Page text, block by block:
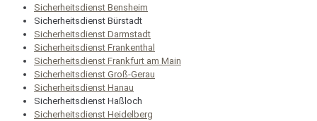
Sicherheitsdienst Bensheim
Sicherheitsdienst Bürstadt
Sicherheitsdienst Darmstadt
Sicherheitsdienst Frankenthal
Sicherheitsdienst Frankfurt am Main
Sicherheitsdienst Groß-Gerau
Sicherheitsdienst Hanau
Sicherheitsdienst Haßloch
Sicherheitsdienst Heidelberg